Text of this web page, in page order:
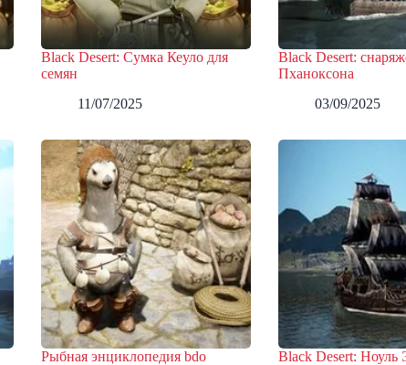
Black Desert: Сумка Кеуло для
семян
11/07/2025
Black Desert:
Пханоксона
03/09/2025
Рыбная энциклопедия bdo
Black Desert: Ноуль